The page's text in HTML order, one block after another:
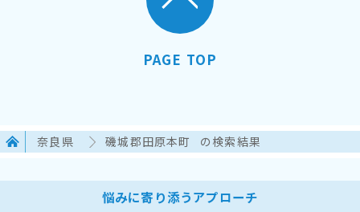
PAGE TOP
奈良県 磯城郡田原本町 の検索結果
悩みに寄り添うアプローチ